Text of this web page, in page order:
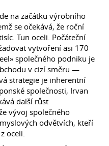
na začátku výrobního
se očekává, že roční
Tun oceli. Počáteční
vytvoření asi 170
společného podniku je
v cizí směru —
strategie je inherentní
společnosti, Irvan
další růst
vývoj společného
odvětvích, kteří
oceli.